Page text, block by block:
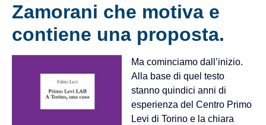
Zamorani che motiva e
contiene una proposta.
Ma cominciamo dall’inizio.
Alla base di quel testo
stanno quindici anni di
esperienza del Centro Primo
Levi di Torino e la chiara